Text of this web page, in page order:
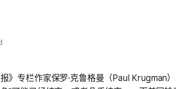
》专栏作家保罗·克鲁格曼（Paul Krugman